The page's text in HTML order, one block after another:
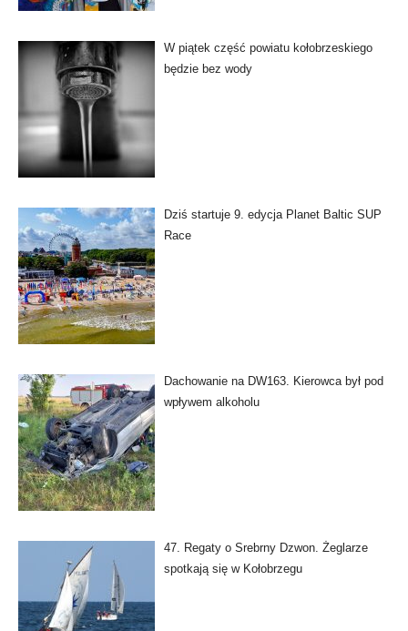
W piątek część powiatu kołobrzeskiego
będzie bez wody
Dziś startuje 9. edycja Planet Baltic SUP
Race
Dachowanie na DW163. Kierowca był pod
wpływem alkoholu
47. Regaty o Srebrny Dzwon. Żeglarze
spotkają się w Kołobrzegu